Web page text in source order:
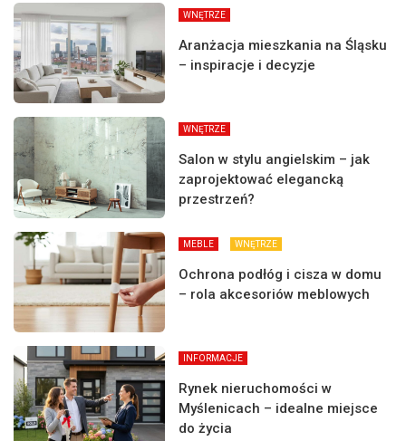
WNĘTRZE
Aranżacja mieszkania na Śląsku
– inspiracje i decyzje
WNĘTRZE
Salon w stylu angielskim – jak
zaprojektować elegancką
przestrzeń?
MEBLE WNĘTRZE
Ochrona podłóg i cisza w domu
– rola akcesoriów meblowych
INFORMACJE
Rynek nieruchomości w
Myślenicach – idealne miejsce
do życia